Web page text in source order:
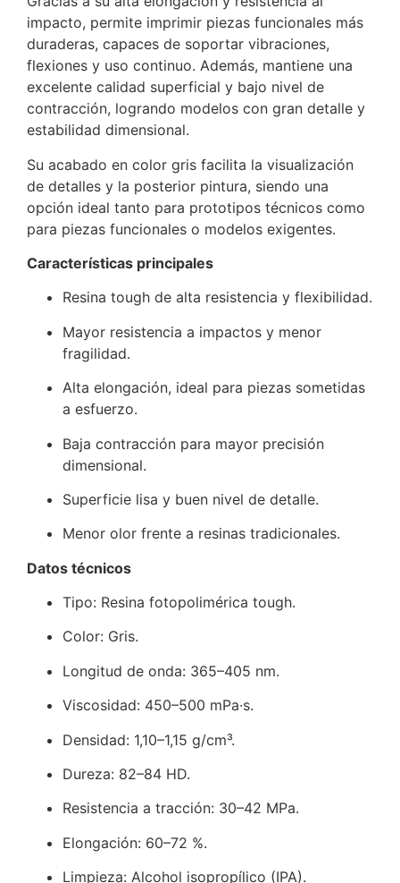
impacto, permite imprimir piezas funcionales más
duraderas, capaces de soportar vibraciones,
flexiones y uso continuo. Además, mantiene una
excelente calidad superficial y bajo nivel de
contracción, logrando modelos con gran detalle y
estabilidad dimensional.
Su acabado en color gris facilita la visualización
de detalles y la posterior pintura, siendo una
opción ideal tanto para prototipos técnicos como
para piezas funcionales o modelos exigentes.
Características principales
Resina tough de alta resistencia y flexibilidad.
Mayor resistencia a impactos y menor
fragilidad.
Alta elongación, ideal para piezas sometidas
a esfuerzo.
Baja contracción para mayor precisión
dimensional.
Superficie lisa y buen nivel de detalle.
Menor olor frente a resinas tradicionales.
Datos técnicos
Tipo: Resina fotopolimérica tough.
Color: Gris.
Longitud de onda: 365–405 nm.
Viscosidad: 450–500 mPa·s.
Densidad: 1,10–1,15 g/cm³.
Dureza: 82–84 HD.
Resistencia a tracción: 30–42 MPa.
Elongación: 60–72 %.
Limpieza: Alcohol isopropílico (IPA).